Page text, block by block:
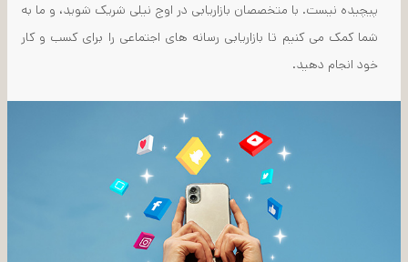
پیچیده نیست. با متخصصان بازاریابی در اوج نیلی شریک شوید، و ما به
شما کمک می کنیم تا بازاریابی رسانه های اجتماعی را برای کسب و کار
خود انجام دهید.